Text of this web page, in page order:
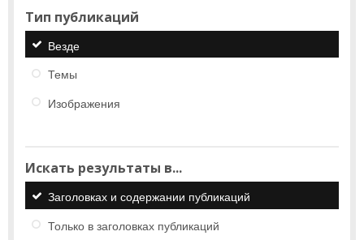
Тип публикаций
Везде
Темы
Изображения
Искать результаты в...
Заголовках и содержании публикаций
Только в заголовках публикаций